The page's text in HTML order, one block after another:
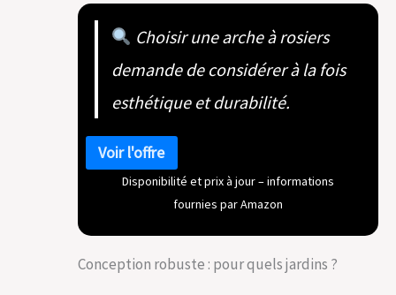
Choisir une arche à rosiers
demande de considérer à la fois
esthétique et durabilité.
Disponibilité et prix à jour – informations
fournies par Amazon
Conception robuste : pour quels jardins ?